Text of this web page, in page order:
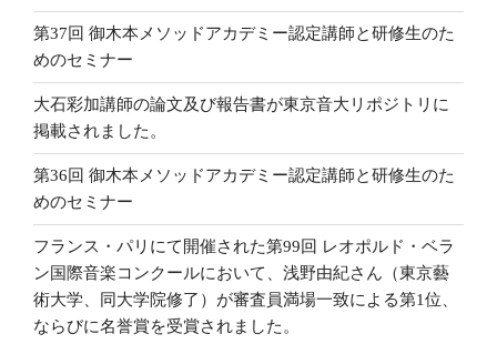
第37回 御木本メソッドアカデミー認定講師と研修生のた
めのセミナー
大石彩加講師の論文及び報告書が東京音大リポジトリに
掲載されました。
第36回 御木本メソッドアカデミー認定講師と研修生のた
めのセミナー
フランス・パリにて開催された第99回 レオポルド・ベラ
ン国際音楽コンクールにおいて、浅野由紀さん（東京藝
術大学、同大学院修了）が審査員満場一致による第1位、
ならびに名誉賞を受賞されました。